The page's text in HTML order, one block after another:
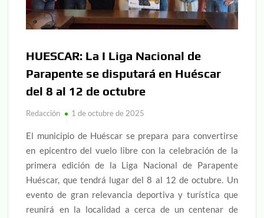
HUESCAR: La I Liga Nacional de
Parapente se disputará en Huéscar
del 8 al 12 de octubre
Redacción 1 de octubre de 2025
El municipio de Huéscar se prepara para convertirse
en epicentro del vuelo libre con la celebración de la
primera edición de la Liga Nacional de Parapente
Huéscar, que tendrá lugar del 8 al 12 de octubre. Un
evento de gran relevancia deportiva y turística que
reunirá en la localidad a cerca de un centenar de